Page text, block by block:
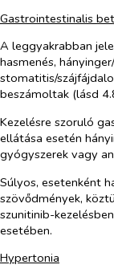
Gastrointestinalis
A leggyakrabban
hasmenés,
stomatitis/
beszámoltak (lásd
Kezelésre szoruló
ellátása esetén
gyógyszerek vagy
Súlyos, esetenként
szövődmények,
szunitinib-
esetében.
Hypertonia